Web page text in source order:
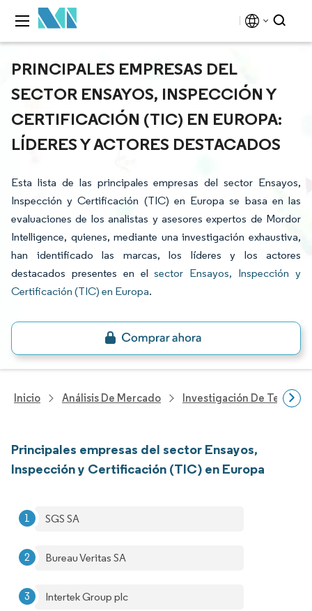
PRINCIPALES EMPRESAS DEL
SECTOR ENSAYOS, INSPECCIÓN Y
CERTIFICACIÓN (TIC) EN EUROPA:
LÍDERES Y ACTORES DESTACADOS
Esta lista de las principales empresas del sector Ensayos,
Inspección y Certificación (TIC) en Europa se basa en las
evaluaciones de los analistas y asesores expertos de Mordor
Intelligence, quienes, mediante una investigación exhaustiva,
han identificado las marcas, los líderes y los actores
destacados presentes en elsector Ensayos, Inspección y
Certificación (TIC) en Europa.
Inicio Análisis De Mercado Investigación De
Principales empresas del sector Ensayos,
Inspección y Certificación (TIC) en Europa
SGS SA
Bureau Veritas SA
Intertek Group plc